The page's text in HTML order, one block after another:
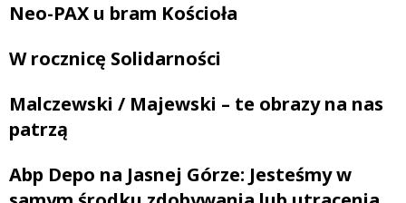
Neo-PAX u bram Kościoła
W rocznicę Solidarności
Malczewski / Majewski – te obrazy na nas
patrzą
Abp Depo na Jasnej Górze: Jesteśmy w